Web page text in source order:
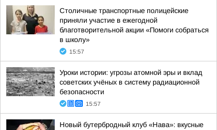
Столичные транспортные полицейские
приняли участие в ежегодной
благотворительной акции «Помоги собраться
в школу»
15:57
Уроки истории: угрозы атомной эры и вклад
советских учёных в систему радиационной
безопасности
15:57
Новый бутербродный клуб «Нава»: вкусные